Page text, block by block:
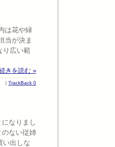
は花や緑
当が決ま
り広い範
きを読む »
| TrackBack 0
なりまし
ない従姉
い出しな